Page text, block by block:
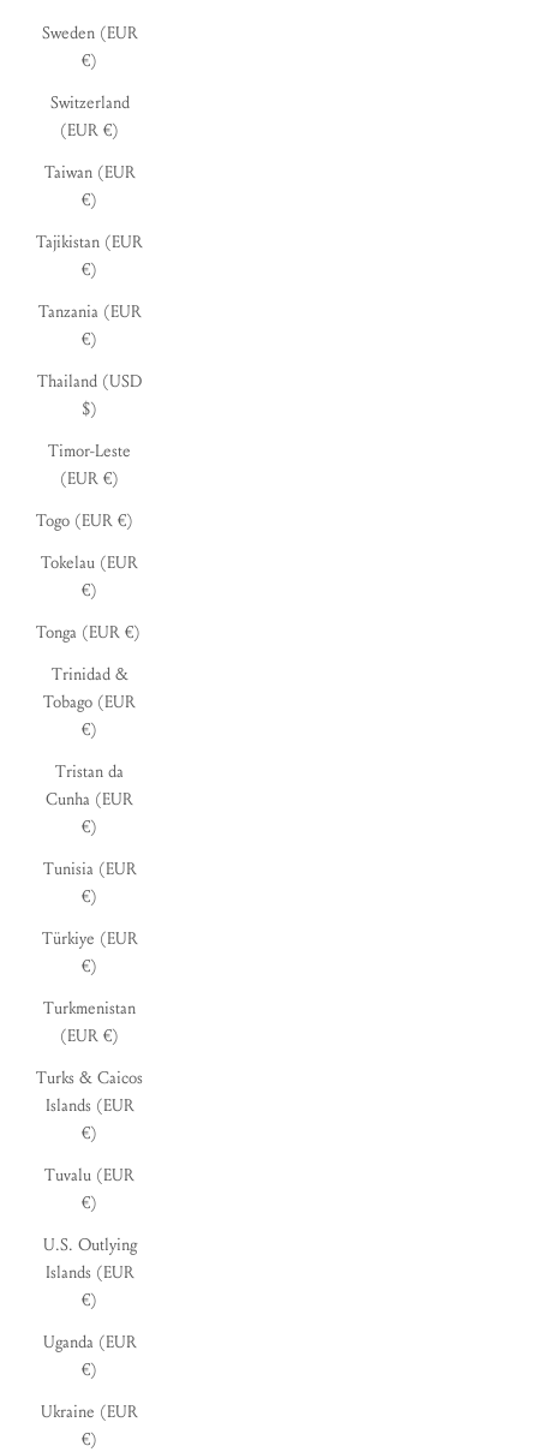
Sweden (EUR
€)
Switzerland
(EUR €)
Taiwan (EUR
€)
Tajikistan (EUR
€)
Tanzania (EUR
€)
Thailand (USD
$)
Timor-Leste
(EUR €)
Togo (EUR €)
Tokelau (EUR
€)
Tonga (EUR €)
Trinidad &
Tobago (EUR
€)
Tristan da
Cunha (EUR
€)
Tunisia (EUR
€)
Türkiye (EUR
€)
Turkmenistan
(EUR €)
Turks & Caicos
Islands (EUR
€)
Tuvalu (EUR
€)
U.S. Outlying
Islands (EUR
€)
Uganda (EUR
€)
Ukraine (EUR
€)